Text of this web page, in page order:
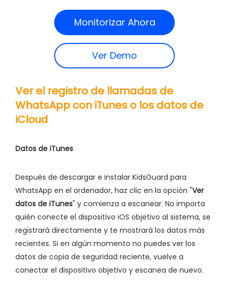
Monitorizar Ahora
Ver Demo
Ver el registro de llamadas de
WhatsApp con iTunes o los datos de
iCloud
Datos de iTunes
Después de descargar e instalar KidsGuard para
WhatsApp en el ordenador, haz clic en la opción "Ver
datos de iTunes" y comienza a escanear. No importa
quién conecte el dispositivo iOS objetivo al sistema, se
registrará directamente y te mostrará los datos más
recientes. Si en algún momento no puedes ver los
datos de copia de seguridad reciente, vuelve a
conectar el dispositivo objetivo y escanea de nuevo.